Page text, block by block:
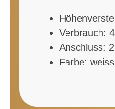
Verbrauch:
Anschluss:
Farbe: weiss